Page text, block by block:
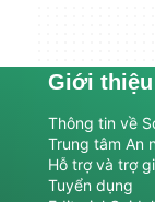
Giới thiệu
Thông tin về
Trung tâm An
Hỗ trợ và trợ
Tuyển dụng